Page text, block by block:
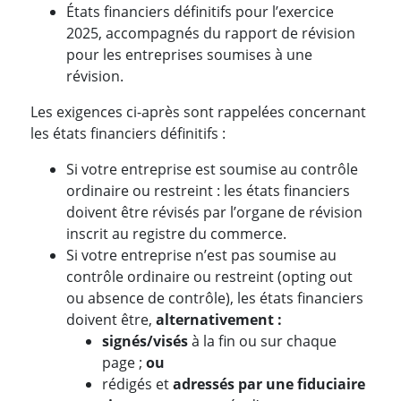
États financiers définitifs pour l’exercice
2025, accompagnés du rapport de révision
pour les entreprises soumises à une
révision.
Les exigences ci-après sont rappelées concernant
les états financiers définitifs :
Si votre entreprise est soumise au contrôle
ordinaire ou restreint : les états financiers
doivent être révisés par l’organe de révision
inscrit au registre du commerce.
Si votre entreprise n’est pas soumise au
contrôle ordinaire ou restreint (opting out
ou absence de contrôle), les états financiers
doivent être, alternativement :
signés/visésà la fin ou sur chaque
page ; ou
rédigés etadressés par une fiduciaire